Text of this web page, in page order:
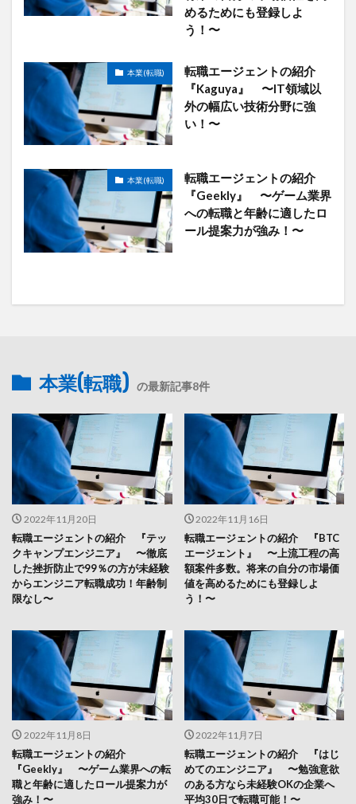
めるためにも登録しよ
う！〜
本業(転職)
転職エージェントの紹介
『Kaguya』 〜IT領域以
外の幅広い技術分野に強
い！〜
本業(転職)
転職エージェントの紹介
『Geekly』 〜ゲーム業界
への転職と年齢に適したロ
ール提案力が強み！〜
本業(転職) の最新記事8件
2022年11月20日
転職エージェントの紹介 『テッ
クキャンプエンジニア』 〜徹底
した挫折防止で99％の方が未経験
からエンジニア転職成功！年齢制
限なし〜
2022年11月16日
転職エージェントの紹介 『BTC
エージェント』 〜上流工程の高
額案件多数。将来の自分の市場価
値を高めるためにも登録しよ
う！〜
2022年11月8日
転職エージェントの紹介
『Geekly』 〜ゲーム業界への転
職と年齢に適したロール提案力が
強み！〜
2022年11月7日
転職エージェントの紹介 『はじ
めてのエンジニア』 〜勉強意欲
のある方なら未経験OKの企業へ
平均30日で転職可能！〜